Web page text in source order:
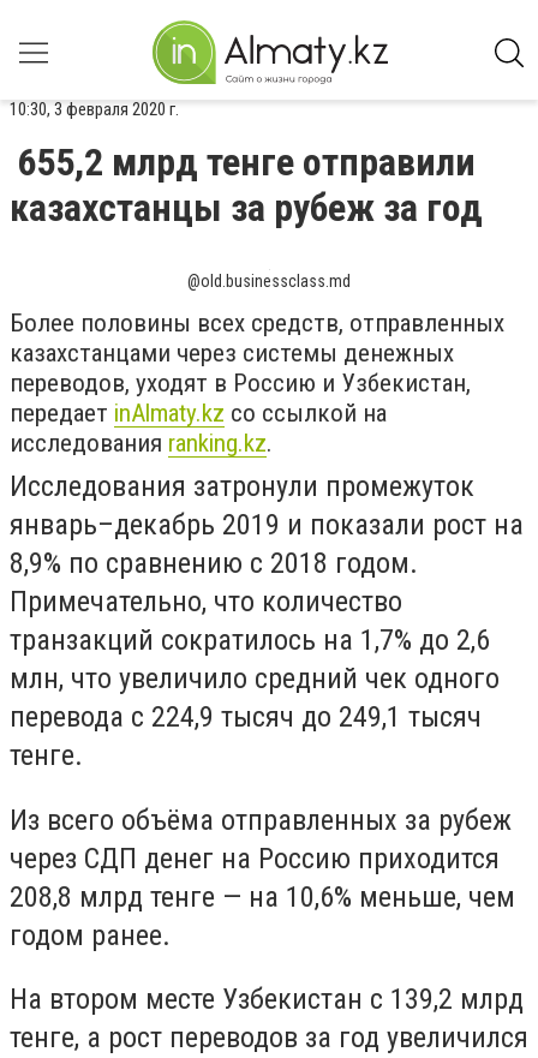
10:30, 3 февраля 2020 г.
655,2 млрд тенге отправили
казахстанцы за рубеж за год
@old.businessclass.md
Более половины всех средств, отправленных
казахстанцами через системы денежных
переводов, уходят в Россию и Узбекистан,
передает inAlmaty.kz со ссылкой на
исследования ranking.kz.
Исследования затронули промежуток
январь–декабрь 2019 и показали рост на
8,9% по сравнению с 2018 годом.
Примечательно, что количество
транзакций сократилось на 1,7% до 2,6
млн, что увеличило средний чек одного
перевода с 224,9 тысяч до 249,1 тысяч
тенге.
Из всего объёма отправленных за рубеж
через СДП денег на Россию приходится
208,8 млрд тенге — на 10,6% меньше, чем
годом ранее.
На втором месте Узбекистан с 139,2 млрд
тенге, а рост переводов за год увеличился